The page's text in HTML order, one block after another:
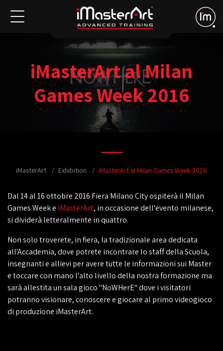
iMasterArt al Milan
Games Week 2016
iMasterArt Exhibition iMasterArt al Milan Games Week 2016
Dal 14 al 16 ottobre 2016 Fiera Milano City ospiterà il Milan
Games Week e iMasterArt, in occasione dell'evento milanese,
si dividerà letteralmente in quattro.
Non solo troverete, in fiera, la tradizionale area dedicata
all'Accademia, dove potrete incontrare lo staff della Scuola,
insegnanti e allievi per avere tutte le informazioni sui Master
e toccare con mano l'alto livello della nostra formazione ma
sarà allestita un sala gioco "NoWHerE" dove i visitatori
potranno visionare, conoscere e giocare al primo videogioco
di produzione iMasterArt.